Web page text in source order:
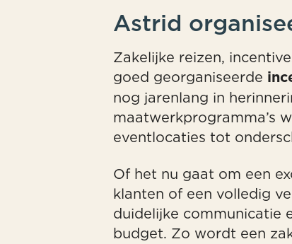
Astrid
Zakelijke reizen,
goed georganiseerde
nog jarenlang in
maatwerkprogramma’s
eventlocaties tot
Of het nu gaat om een
klanten of een volledig
duidelijke communicatie
budget. Zo wordt een